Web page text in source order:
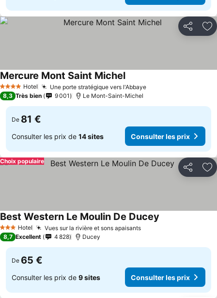
Partager
4 Étoiles Hotel Une porte stratégique vers l'Abbaye
Mercure Mont Saint Michel
8,3 Très bien 9 001 Le Mont-Saint-Michel
De 81 €
Consulter les prix de 14 sites Consulter les prix
Partager
Choix populaire
3 ÉtoilesHotel Vues sur la rivière et sons apaisants
Best Western Le Moulin De Ducey
8,7 Excellent 4 828 Ducey
De 65 €
Consulter les prix de 9 sites Consulter les prix